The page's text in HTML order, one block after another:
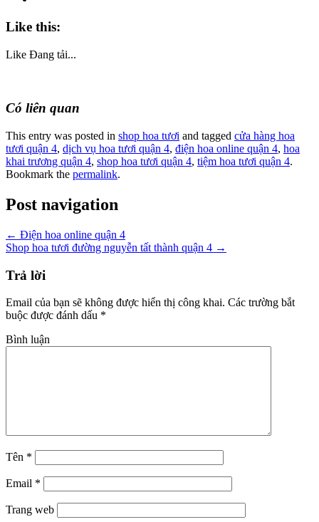
Like this:
Like Đang tải...
Có liên quan
This entry was posted in shop hoa tươi and tagged cửa hàng hoa
tươi quận 4, dịch vụ hoa tươi quận 4, điện hoa online quận 4, hoa
khai trương quận 4, shop hoa tươi quận 4, tiệm hoa tươi quận 4.
Bookmark the permalink.
Post navigation
← Điện hoa online quận 4
Shop hoa tươi đường nguyễn tất thành quận 4 →
Trả lời
Email của bạn sẽ không được hiển thị công khai. Các trường bắt
buộc được đánh dấu *
Bình luận
Tên *
Email *
Trang web